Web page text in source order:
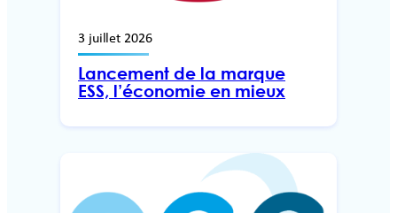
3 juillet 2026
Lancement de la marque
ESS, l’économie en mieux